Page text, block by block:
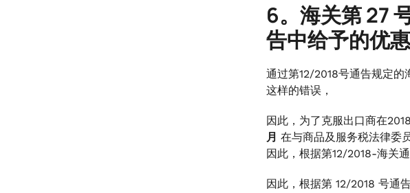
6。海关第 27
告中给予的优
通过第12/2018号通告规定
这样的错误，
因此，为了克服出口商在
月 在与商品及服务税法律委
因此，根据第12/2018-海关
因此，根据第 12/2018 号通